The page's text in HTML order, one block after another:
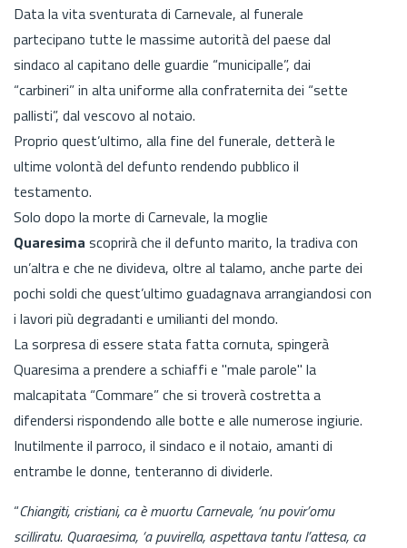
Data la vita sventurata di Carnevale, al funerale
partecipano tutte le massime autorità del paese dal
sindaco al capitano delle guardie “municipalle”, dai
“carbineri” in alta uniforme alla confraternita dei “sette
pallisti”, dal vescovo al notaio.
Proprio quest’ultimo, alla fine del funerale, detterà le
ultime volontà del defunto rendendo pubblico il
testamento.
Solo dopo la morte di Carnevale, la moglie
Quaresima scoprirà che il defunto marito, la tradiva con
un’altra e che ne divideva, oltre al talamo, anche parte dei
pochi soldi che quest’ultimo guadagnava arrangiandosi con
i lavori più degradanti e umilianti del mondo.
La sorpresa di essere stata fatta cornuta, spingerà
Quaresima a prendere a schiaffi e "male parole" la
malcapitata “Commare” che si troverà costretta a
difendersi rispondendo alle botte e alle numerose ingiurie.
Inutilmente il parroco, il sindaco e il notaio, amanti di
entrambe le donne, tenteranno di dividerle.
“Chiangiti, cristiani, ca è muortu Carnevale, ‘nu povir’omu
scilliratu. Quaraesima, ‘a puvirella, aspettava tantu l’attesa, ca